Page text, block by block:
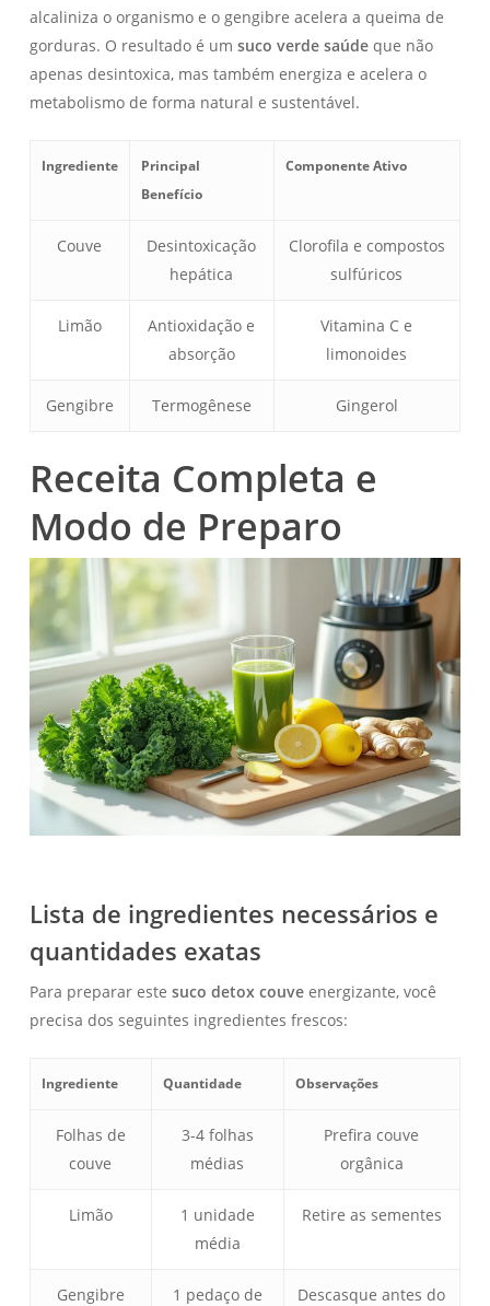
alcaliniza o organismo e o gengibre acelera a queima de
gorduras. O resultado é um suco verde saúdeque não
apenas desintoxica, mas também energiza e acelera o
metabolismo de forma natural e sustentável.
Ingrediente
Principal
Benefício
Componente Ativo
Couve
Desintoxicação
hepática
Clorofila e compostos
sulfúricos
Limão
Antioxidação e
absorção
Vitamina C e
limonoides
Gengibre Termogênese Gingerol
Receita Completa e
Modo de Preparo
Lista de ingredientes necessários e
quantidades exatas
Para preparar este suco detox couveenergizante, você
precisa dos seguintes ingredientes frescos:
Ingrediente Quantidade Observações
Folhas de
couve
3-4 folhas
médias
Prefira couve
orgânica
Limão
1 unidade
média
Retire as sementes
Gengibre
1 pedaço de
Descasque antes do